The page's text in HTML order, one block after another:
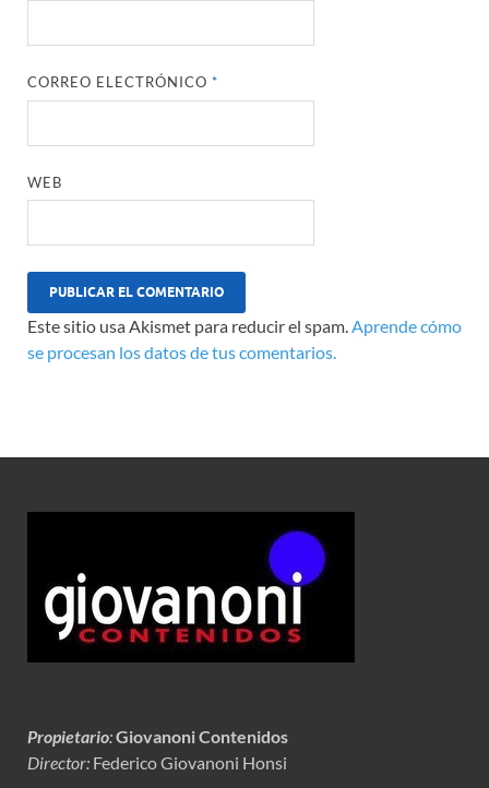
CORREO ELECTRÓNICO*
WEB
Este sitio usa Akismet para reducir el spam.Aprende cómo
se procesan los datos de tus comentarios.
Propietario:Giovanoni Contenidos
Director: Federico Giovanoni Honsi